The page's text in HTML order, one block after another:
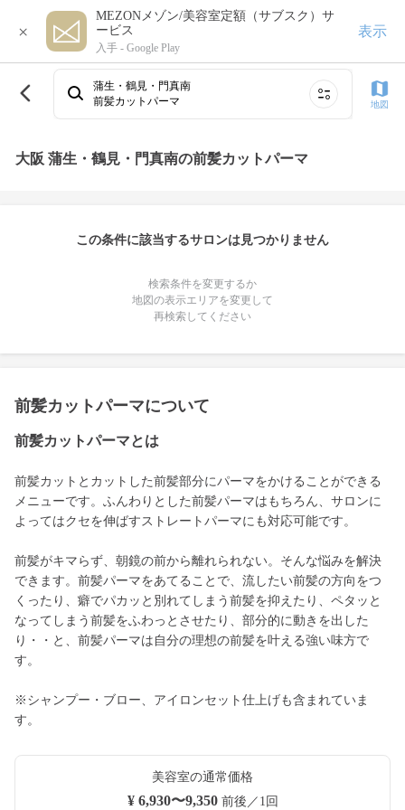
×
MEZONメゾン/美容室定額（サブスク）サ
ービス
入手 - Google Play
表示
蒲生・鶴見・門真南
前髪カットパーマ
地図
大阪 蒲生・鶴見・門真南の前髪カットパーマ
この条件に該当するサロンは見つかりません
検索条件を変更するか
地図の表示エリアを変更して
再検索してください
前髪カットパーマについて
前髪カットパーマとは
前髪カットとカットした前髪部分にパーマをかけることができる
メニューです。ふんわりとした前髪パーマはもちろん、サロンに
よってはクセを伸ばすストレートパーマにも対応可能です。
前髪がキマらず、朝鏡の前から離れられない。そんな悩みを解決
できます。前髪パーマをあてることで、流したい前髪の方向をつ
くったり、癖でパカッと別れてしまう前髪を抑えたり、ペタッと
なってしまう前髪をふわっとさせたり、部分的に動きを出した
り・・と、前髪パーマは自分の理想の前髪を叶える強い味方で
す。
※シャンプー・ブロー、アイロンセット仕上げも含まれていま
す。
美容室の通常価格
¥ 6,930〜9,350前後／1回